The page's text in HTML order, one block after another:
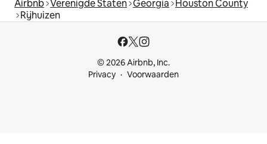
Airbnb Verenigde Staten Georgia Houston County
Rijhuizen
© 2026 Airbnb, Inc.
Privacy
Voorwaarden